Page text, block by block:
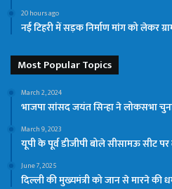
20 hours ago
नई टिहरी में सड़क निर्माण मांग को लेकर
Most Popular Topics
March 2, 2024
भाजपा सांसद जयंत सिन्हा ने लोकसभा
March 9, 2023
यूपी के पूर्व डीजीपी बोले सीसामऊ सीट
June 7, 2025
दिल्ली की मुख्यमंत्री को जान से मारने की